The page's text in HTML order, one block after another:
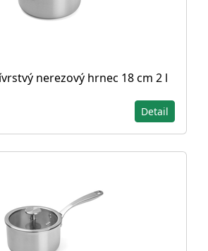
nerezový hrnec 18 cm 2 l
Detail